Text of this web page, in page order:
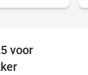
voor